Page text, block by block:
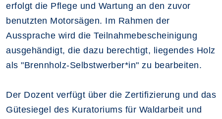
erfolgt die Pflege und Wartung an den zuvor
benutzten Motorsägen. Im Rahmen der
Aussprache wird die Teilnahmebescheinigung
ausgehändigt, die dazu berechtigt, liegendes Holz
als "Brennholz-Selbstwerber*in" zu bearbeiten.
Der Dozent verfügt über die Zertifizierung und das
Gütesiegel des Kuratoriums für Waldarbeit und